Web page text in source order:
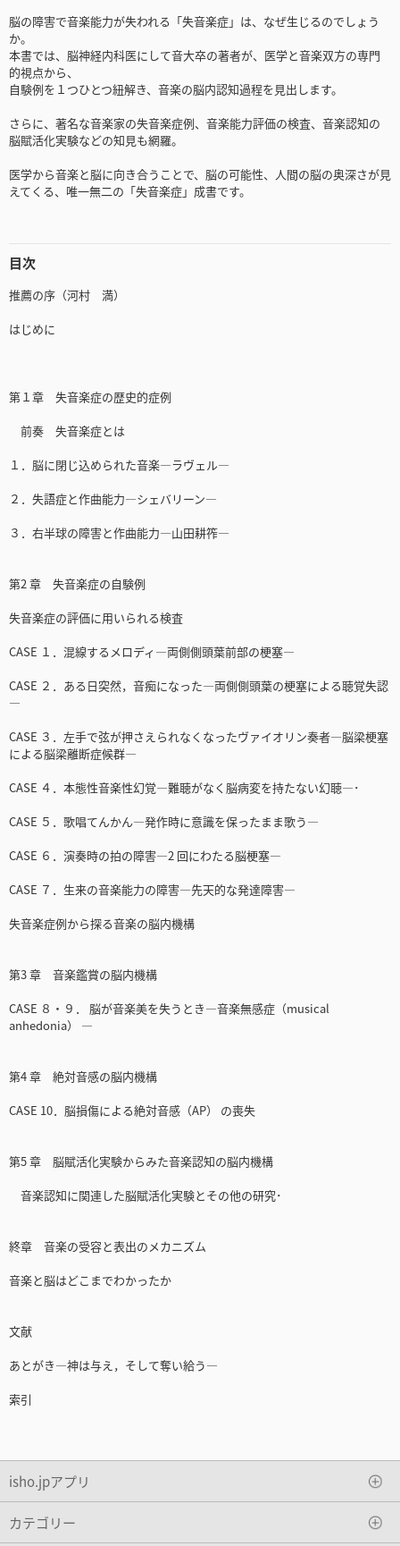
脳の障害で音楽能力が失われる「失音楽症」は、なぜ生じるのでしょう
か。
本書では、脳神経内科医にして音大卒の著者が、医学と音楽双方の専門
的視点から、
自験例を１つひとつ紐解き、音楽の脳内認知過程を見出します。
さらに、著名な音楽家の失音楽症例、音楽能力評価の検査、音楽認知の
脳賦活化実験などの知見も網羅。
医学から音楽と脳に向き合うことで、脳の可能性、人間の脳の奥深さが見
えてくる、唯一無二の「失音楽症」成書です。
目次
推薦の序（河村 満）
はじめに
第１章 失音楽症の歴史的症例
前奏 失音楽症とは
１．脳に閉じ込められた音楽―ラヴェル―
２．失語症と作曲能力―シェバリーン―
３．右半球の障害と作曲能力―山田耕筰―
第2 章 失音楽症の自験例
失音楽症の評価に用いられる検査
CASE １．混線するメロディ―両側側頭葉前部の梗塞―
CASE ２．ある日突然，音痴になった―両側側頭葉の梗塞による聴覚失認
―
CASE ３．左手で弦が押さえられなくなったヴァイオリン奏者―脳梁梗塞
による脳梁離断症候群―
CASE ４．本態性音楽性幻覚―難聴がなく脳病変を持たない幻聴―･
CASE ５．歌唱てんかん―発作時に意識を保ったまま歌う―
CASE ６．演奏時の拍の障害―2 回にわたる脳梗塞―
CASE ７．生来の音楽能力の障害―先天的な発達障害―
失音楽症例から探る音楽の脳内機構
第3 章 音楽鑑賞の脳内機構
CASE ８・９． 脳が音楽美を失うとき―音楽無感症（musical
anhedonia） ―
第4 章 絶対音感の脳内機構
CASE 10．脳損傷による絶対音感（AP） の喪失
第5 章 脳賦活化実験からみた音楽認知の脳内機構
音楽認知に関連した脳賦活化実験とその他の研究･
終章 音楽の受容と表出のメカニズム
音楽と脳はどこまでわかったか
文献
あとがき―神は与え，そして奪い給う―
索引
isho.jpアプリ
カテゴリー